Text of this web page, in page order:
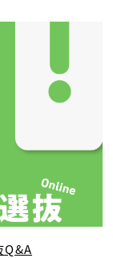
Q&A